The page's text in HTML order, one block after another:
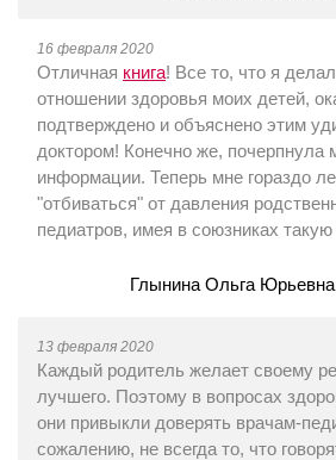
16 февраля 2020
Отличная книга! Все то, что я
отношении здоровья моих детей,
подтверждено и объяснено этим
доктором! Конечно же, почерпнула
информации. Теперь мне гораздо
"отбиваться" от давления
педиатров, имея в союзниках такую
Глынина Ольга
13 февраля 2020
Каждый родитель желает своему
лучшего. Поэтому в вопросах
они привыкли доверять врачам-
сожалению, не всегда то, что